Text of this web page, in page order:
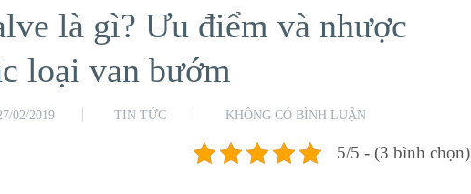
là gì? Ưu điểm và nhược
loại van bướm
02/2019 TIN TỨC KHÔNG CÓ BÌNH LUẬN
5/5 - (3 bình chọn)